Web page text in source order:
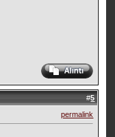
#5
permalink